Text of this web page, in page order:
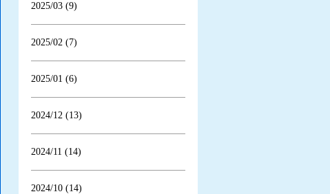
2025/03 (9)
2025/02 (7)
2025/01 (6)
2024/12 (13)
2024/11 (14)
2024/10 (14)